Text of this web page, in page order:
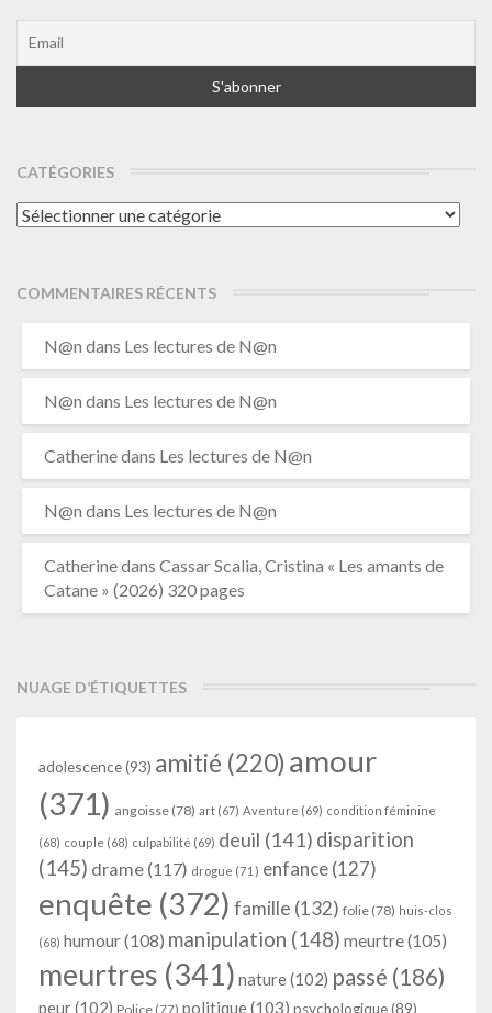
CATÉGORIES
Catégories
COMMENTAIRES RÉCENTS
N@n dans Les lectures de N@n
N@n dans Les lectures de N@n
Catherinedans Les lectures de N@n
N@n dans Les lectures de N@n
Catherinedans Cassar Scalia, Cristina « Les amants de
Catane » (2026) 320 pages
NUAGE D’ÉTIQUETTES
adolescence(93) amitié (220) amour
(371) angoisse (78) art (67) Aventure (69) condition féminine
(68) couple (68) culpabilité (69) deuil (141) disparition
(145) drame (117) drogue (71) enfance(127)
enquête (372) famille (132) folie (78) huis-clos
(68) humour(108) manipulation (148) meurtre(105)
meurtres (341) nature(102) passé (186)
peur(102) Police (77) politique(103) psychologique(89)